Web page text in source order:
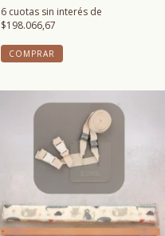
6 cuotas sin interés de
$198.066,67
COMPRAR